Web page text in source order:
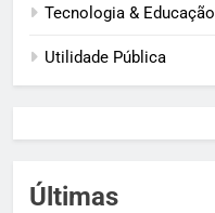
Tecnologia & Educação
Utilidade Pública
Últimas